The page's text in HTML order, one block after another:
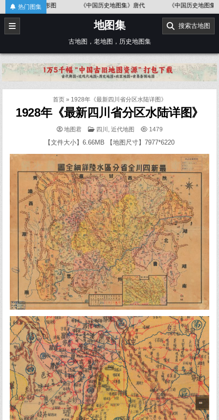
Skip
to
content
热门图集
国地形图 《中国历史地图集》唐代 《中国历史地图集》金、南宋
地图集
古地图，老地图，历史地图集
搜索古地图
首页» 1928年《最新四川省分区水陆详图》
1928年《最新四川省分区水陆详图》
地图君
POSTED
四川 , 近代地图 1479
【文件大小】6.66MB 【地图尺寸】7977*6220